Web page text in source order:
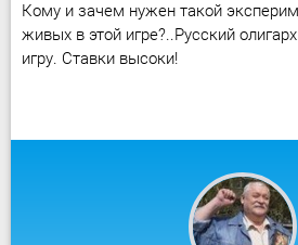
Кому и зачем нужен такой
живых в этой игре?..Русский
игру. Ставки высоки!